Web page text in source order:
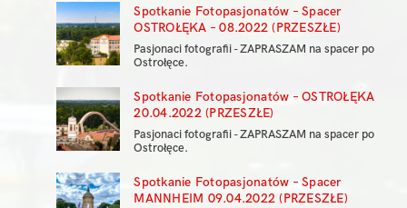
Spotkanie Fotopasjonatów – Spacer
OSTROŁĘKA – 08.2022 (PRZESZŁE)
Pasjonaci fotografii - ZAPRASZAM na spacer po
Ostrołęce.
Spotkanie Fotopasjonatów – OSTROŁĘKA
20.04.2022 (PRZESZŁE)
Pasjonaci fotografii - ZAPRASZAM na spacer po
Ostrołęce.
Spotkanie Fotopasjonatów – Spacer
MANNHEIM 09.04.2022 (PRZESZŁE)